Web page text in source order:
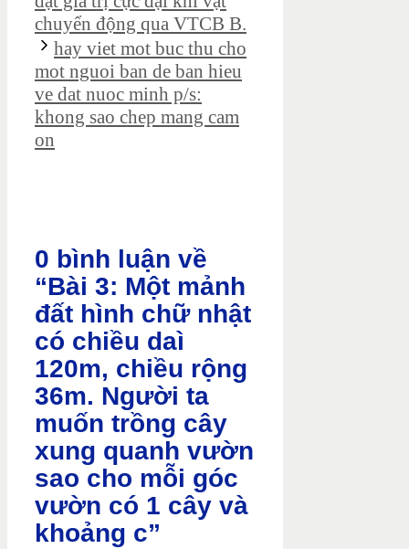
chuyển động qua VTCB B.
hay viet mot buc thu cho
mot nguoi ban de ban hieu
ve dat nuoc minh p/s:
khong sao chep mang cam
on
0 bình luận về
“Bài 3: Một mảnh
đất hình chữ nhật
có chiều daì
120m, chiều rộng
36m. Người ta
muốn trồng cây
xung quanh vườn
sao cho mỗi góc
vườn có 1 cây và
khoảng c”